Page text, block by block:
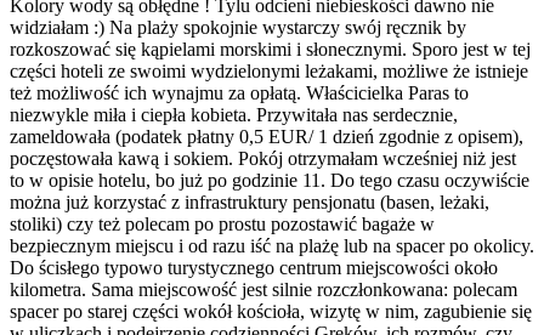
Kolory wody są obłędne ! Tylu odcieni niebieskości dawno nie
widziałam :) Na plaży spokojnie wystarczy swój ręcznik by
rozkoszować się kąpielami morskimi i słonecznymi. Sporo jest w tej
części hoteli ze swoimi wydzielonymi leżakami, możliwe że istnieje
też możliwość ich wynajmu za opłatą. Właścicielka Paras to
niezwykle miła i ciepła kobieta. Przywitała nas serdecznie,
zameldowała (podatek płatny 0,5 EUR/ 1 dzień zgodnie z opisem),
poczęstowała kawą i sokiem. Pokój otrzymałam wcześniej niż jest
to w opisie hotelu, bo już po godzinie 11. Do tego czasu oczywiście
można już korzystać z infrastruktury pensjonatu (basen, leżaki,
stoliki) czy też polecam po prostu pozostawić bagaże w
bezpiecznym miejscu i od razu iść na plażę lub na spacer po okolicy.
Do ścisłego typowo turystycznego centrum miejscowości około
kilometra. Sama miejscowość jest silnie rozczłonkowana: polecam
spacer po starej części wokół kościoła, wizytę w nim, zagubienie się